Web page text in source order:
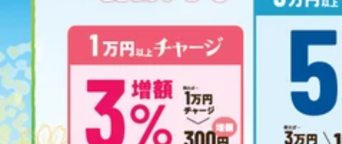
★営業時刻延長しました★
19時50分まで
、受付可能になりました！
お仕事終わりやお出掛け帰りにお立ち寄りください。
21時までにお見送りのコース が受付可能です♪
--------------------------------